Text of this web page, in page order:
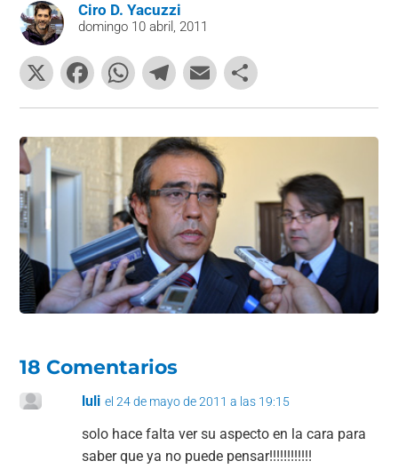
Ciro D. Yacuzzi
domingo 10 abril, 2011
X
F
a
c
b
o
o
k
W
h
at
s
A
p
p
T
el
e
gr
a
m
E
m
ai
l
o
m
ar
tir
18 Comentarios
luli el 24 de mayo de 2011 a las 19:15
solo hace falta ver su aspecto en la cara para
saber que ya no puede pensar!!!!!!!!!!!!